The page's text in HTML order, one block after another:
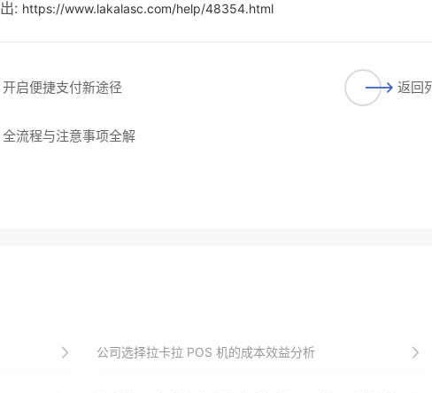
: https://www.lakalasc.com/help/48354.html
启便捷支付新途径
流程与注意事项全解
返回
公司选择拉卡拉 POS 机的成本效益分析